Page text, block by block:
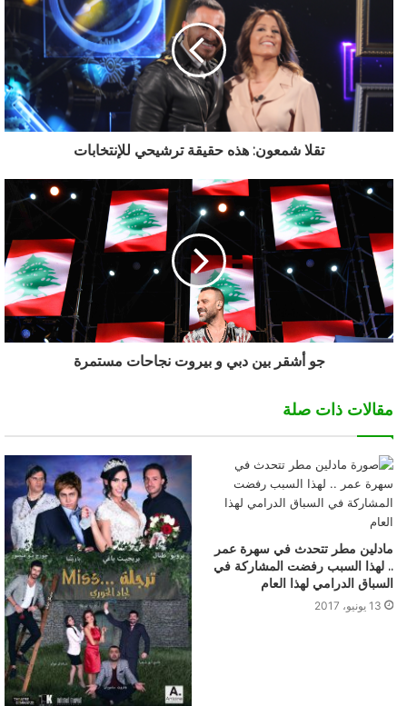
تقلا شمعون: هذه حقيقة ترشيحي للإنتخابات
جو أشقر بين دبي و بيروت نجاحات مستمرة
مقالات ذات صلة
مادلين مطر تتحدث في سهرة عمر
.. لهذا السبب رفضت المشاركة في
السباق الدرامي لهذا العام
13 يونيو، 2017